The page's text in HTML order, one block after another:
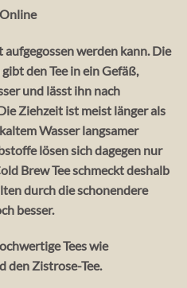
aufgegossen werden kann. Die
den Tee in ein Gefäß,
und lässt ihn nach
Ziehzeit ist meist länger als
Wasser langsamer
lösen sich dagegen nur
Brew Tee schmeckt deshalb
durch die schonendere
besser.
Tees wie
den Zistrose-Tee.